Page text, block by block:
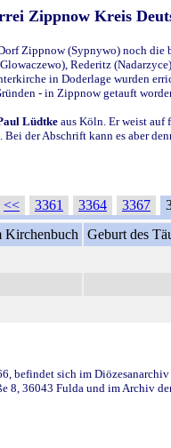
Zippnow Kreis
Zippnow (Sypnywo) noch
Rederitz
in Doderlage wurden
- in Zippnow getauft
Lüdtke aus Köln. Er weist auf
der Abschrift kann es aber
<< 3361 3364 3367
Geburt des
befindet sich im
8, 36043 Fulda und im Archiv